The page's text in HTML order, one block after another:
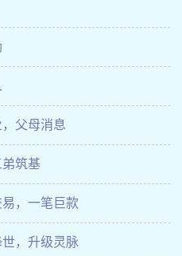
父母消息
筑基
，一笔巨款
，升级灵脉